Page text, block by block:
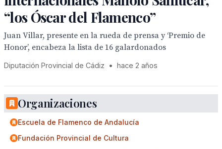
“los Óscar del Flamenco”
Juan Villar, presente en la rueda de prensa y ‘Premio de
Honor’, encabeza la lista de 16 galardonados
Diputación Provincial de Cádiz • hace 2 años
Organizaciones
Escuela de Flamenco de Andalucía
Fundación Provincial de Cultura